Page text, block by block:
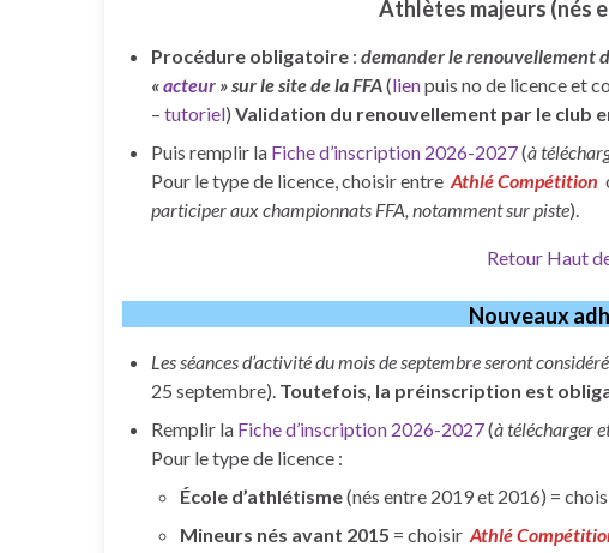
Athlètes majeurs (nés
Procédure obligatoire : demander le renouvellement
«acteur » sur le site de la FFA(lienpuis no de licence et
– tutoriel) Validation du renouvellement par le club
Puis remplir la Fiche d’inscription 2026-2027(à
Pour le type de licence, choisir entre Athlé Compétition
participer aux championnats FFA, notamment sur piste).
Retour Haut
Nouveaux
Les séances d’activité du mois de septembre seront
25 septembre). Toutefois, la préinscription est
Remplir la Fiche d’inscription 2026-2027(à télécharger
Pour le type de licence :
École d’athlétisme(nés entre 2019 et 2016) =
Mineurs nés avant 2015 = choisir Athlé